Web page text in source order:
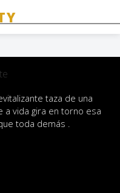
taza de una
a vida gira en torno esa
toda demás .